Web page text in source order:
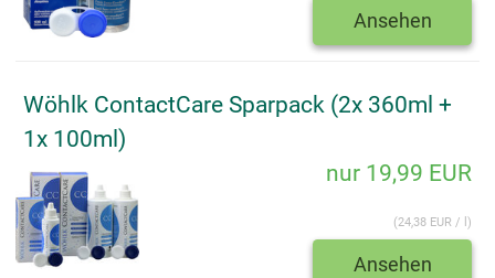
Ansehen
Wöhlk ContactCare Sparpack (2x 360ml +
1x 100ml)
nur 19,99 EUR
(24,38 EUR / l)
Ansehen